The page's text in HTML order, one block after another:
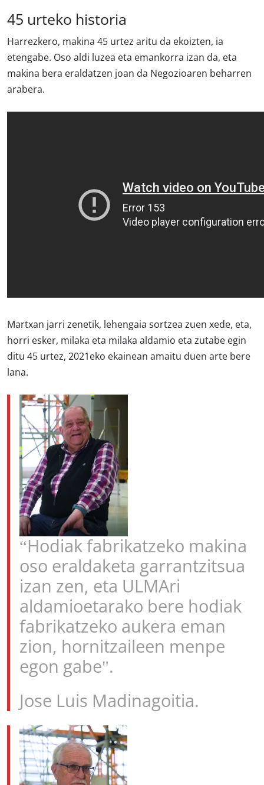
45 urteko historia
Harrezkero, makina 45 urtez aritu da ekoizten, ia
etengabe. Oso aldi luzea eta emankorra izan da, eta
makina bera eraldatzen joan da Negozioaren beharren
arabera.
Martxan jarri zenetik, lehengaia sortzea zuen xede, eta,
horri esker, milaka eta milaka aldamio eta zutabe egin
ditu 45 urtez, 2021eko ekainean amaitu duen arte bere
lana.
“Hodiak fabrikatzeko makina
oso eraldaketa garrantzitsua
izan zen, eta ULMAri
aldamioetarako bere hodiak
fabrikatzeko aukera eman
zion, hornitzaileen menpe
egon gabe".
Jose Luis Madinagoitia.